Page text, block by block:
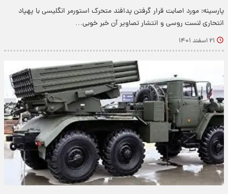
پارسینه: مورد اصابت قرار گرفتن پدافند متحرک استورمر انگلیسی با پهپاد
انتحاری لنست روسی و انتشار تصاویر آن خبر خوبی…
۲۱ اسفند ۱۴۰۱